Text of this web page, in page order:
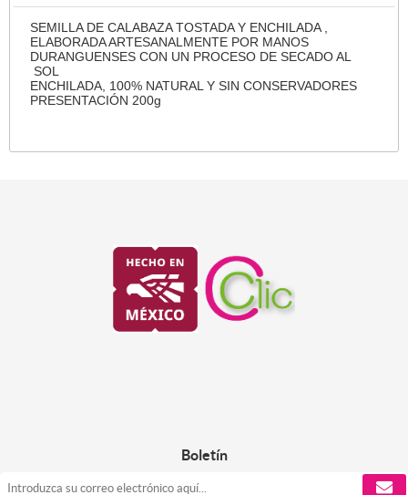
SEMILLA DE CALABAZA TOSTADA Y ENCHILADA ,
ELABORADA ARTESANALMENTE POR MANOS
DURANGUENSES CON UN PROCESO DE SECADO AL
SOL
ENCHILADA, 100% NATURAL Y SIN CONSERVADORES
PRESENTACIÓN 200g
Boletín